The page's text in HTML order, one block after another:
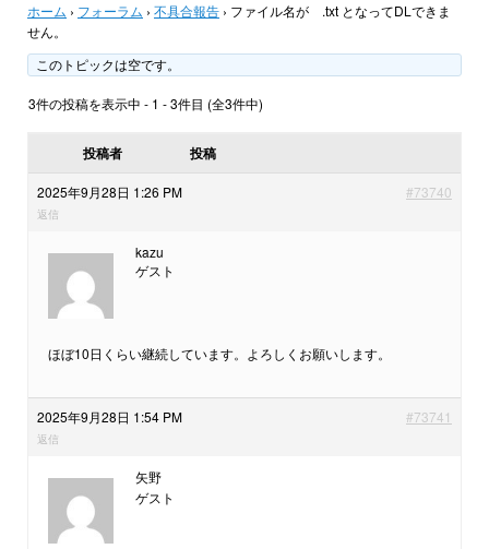
ホーム › フォーラム › 不具合報告 › ファイル名が .txt となってDLできま
せん。
このトピックは空です。
3件の投稿を表示中 - 1 - 3件目 (全3件中)
投稿者 投稿
2025年9月28日 1:26 PM #73740
返信
kazu
ゲスト
ほぼ10日くらい継続しています。よろしくお願いします。
2025年9月28日 1:54 PM #73741
返信
矢野
ゲスト